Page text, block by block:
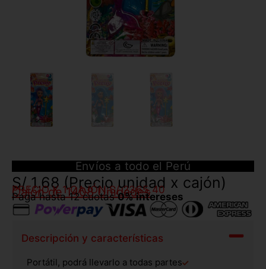
Envíos a todo el Perú
S/1.68 (Precio unidad x cajón)
PRECIO X 1 CAJÓN:S/ 2365.40
Cajón de 1408 Unidades
Paga hasta 12 cuotas0% intereses
Descripción y características
Portátil, podrá llevarlo a todas partes